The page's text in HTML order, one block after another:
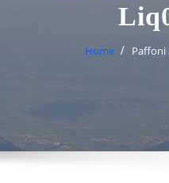
Home Paffoni